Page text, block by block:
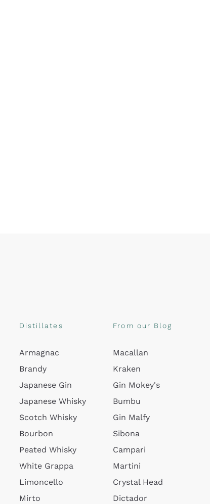
Distillates
Armagnac
Brandy
Japanese Gin
Japanese Whisky
Scotch Whisky
Bourbon
Peated Whisky
White Grappa
Limoncello
Mirto
From our Blog
Macallan
Kraken
Gin Mokey's
Bumbu
Gin Malfy
Sibona
Campari
Martini
Crystal Head
Dictador